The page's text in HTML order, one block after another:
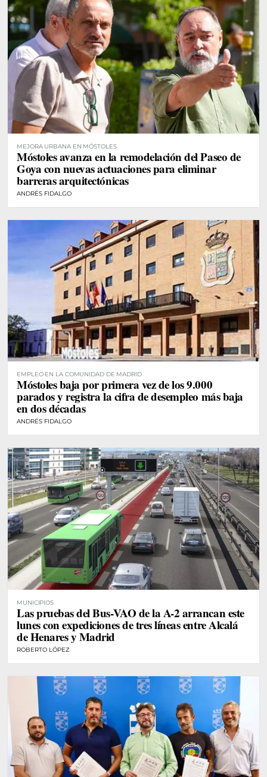
MEJORA URBANA EN MÓSTOLES
Móstoles avanza en la remodelación del Paseo de
Goya con nuevas actuaciones para eliminar
barreras arquitectónicas
ANDRÉS FIDALGO
EMPLEO EN LA COMUNIDAD DE MADRID
Móstoles baja por primera vez de los 9.000
parados y registra la cifra de desempleo más baja
en dos décadas
ANDRÉS FIDALGO
MUNICIPIOS
Las pruebas del Bus-VAO de la A-2 arrancan este
lunes con expediciones de tres líneas entre Alcalá
de Henares y Madrid
ROBERTO LÓPEZ